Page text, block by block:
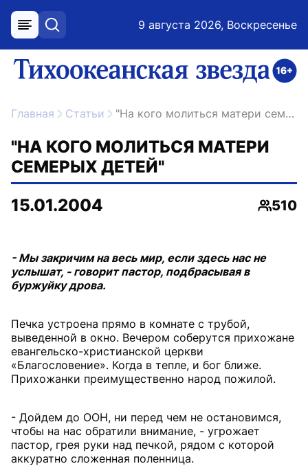
меню поиск 9 августа 2026, Воскресенье
ссылка на главную
Главная Статьи "На кого молиться матери семерых детей"
"НА КОГО МОЛИТЬСЯ МАТЕРИ
СЕМЕРЫХ ДЕТЕЙ"
15.01.2004
510
- Мы закричим на весь мир, если здесь нас не
услышат, - говорит пастор, подбрасывая в
буржуйку дрова.
Печка устроена прямо в комнате с трубой,
выведенной в окно. Вечером соберутся прихожане
евангельско-христианской церкви
«Благословение». Когда в тепле, и бог ближе.
Прихожанки преимущественно народ пожилой.
- Дойдем до ООН, ни перед чем не остановимся,
чтобы на нас обратили внимание, - угрожает
пастор, грея руки над печкой, рядом с которой
аккуратно сложенная поленница.